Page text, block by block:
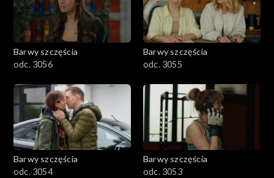
Barwy szczęścia
odc. 3056
Barwy szczęścia
odc. 3055
Barwy szczęścia
odc. 3054
Barwy szczęścia
odc. 3053